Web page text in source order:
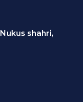
shahri,